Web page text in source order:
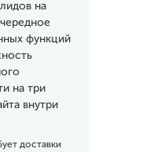
на
функций
на три
внутри
доставки